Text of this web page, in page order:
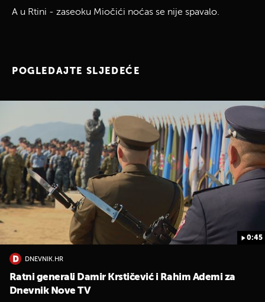
A u Rtini - zaseoku Miočići noćas se nije spavalo.
POGLEDAJTE SLJEDEĆE
0:45
DNEVNIK.HR
Ratni generali Damir Krstičević i Rahim Ademi za
Dnevnik Nove TV